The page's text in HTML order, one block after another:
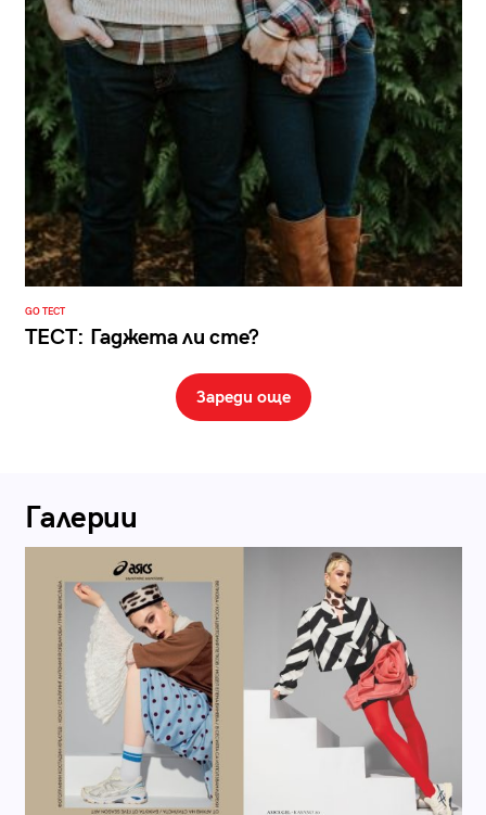
GO ТЕСТ
ТЕСТ: Гаджета ли сте?
Зареди още
Галерии